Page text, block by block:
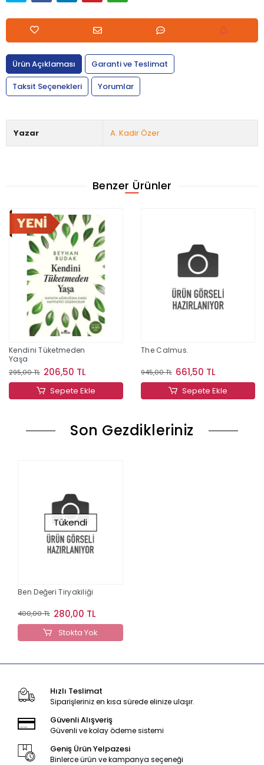
Ürün Açıklaması
Garanti ve Teslimat
Taksit Seçenekleri
Yorumlar
Yazar A. Kadir Özer
Benzer Ürünler
Kendini Tüketmeden
Yaşa
295,00 TL 206,50 TL
Sepete Ekle
The Calmus.
945,00 TL 661,50 TL
Sepete Ekle
Son Gezdikleriniz
Tükendi
Ben Değeri Tiryakiliği
400,00 TL 280,00 TL
Stokta Yok
Hızlı Teslimat
Siparişleriniz en kısa sürede elinize ulaşır.
Güvenli Alışveriş
Güvenli ve kolay ödeme sistemi
Geniş Ürün Yelpazesi
Binlerce ürün ve kampanya seçeneği